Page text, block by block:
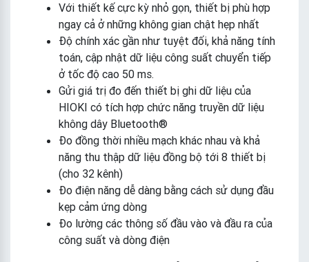
Với thiết kế cực kỳ nhỏ gọn, thiết bị phù hợp
ngay cả ở những không gian chật hẹp nhất
Độ chính xác gần như tuyệt đối, khả năng tính
toán, cập nhật dữ liệu công suất chuyển tiếp
ở tốc độ cao 50 ms.
Gửi giá trị đo đến thiết bị ghi dữ liệu của
HIOKI có tích hợp chức năng truyền dữ liệu
không dây Bluetooth®
Đo đồng thời nhiều mạch khác nhau và khả
năng thu thập dữ liệu đồng bộ tới 8 thiết bị
(cho 32 kênh)
Đo điện năng dễ dàng bằng cách sử dụng đầu
kẹp cảm ứng dòng
Đo lường các thông số đầu vào và đầu ra của
công suất và dòng điện